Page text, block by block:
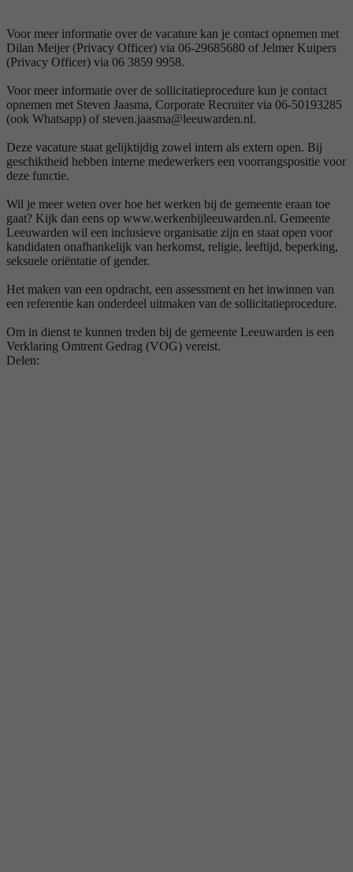
Voor meer informatie over de vacature kan je contact opnemen met
Dilan Meijer (Privacy Officer) via 06-29685680 of Jelmer Kuipers
(Privacy Officer) via 06 3859 9958.
Voor meer informatie over de sollicitatieprocedure kun je contact
opnemen met Steven Jaasma, Corporate Recruiter via 06-50193285
(ook Whatsapp) of steven.jaasma@leeuwarden.nl.
Deze vacature staat gelijktijdig zowel intern als extern open. Bij
geschiktheid hebben interne medewerkers een voorrangspositie voor
deze functie.
Wil je meer weten over hoe het werken bij de gemeente eraan toe
gaat? Kijk dan eens op www.werkenbijleeuwarden.nl. Gemeente
Leeuwarden wil een inclusieve organisatie zijn en staat open voor
kandidaten onafhankelijk van herkomst, religie, leeftijd, beperking,
seksuele oriëntatie of gender.
Het maken van een opdracht, een assessment en het inwinnen van
een referentie kan onderdeel uitmaken van de sollicitatieprocedure.
Om in dienst te kunnen treden bij de gemeente Leeuwarden is een
Verklaring Omtrent Gedrag (VOG) vereist.
Delen: